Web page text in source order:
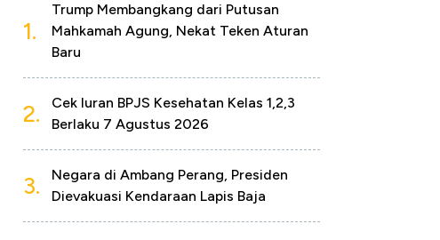
1.
Trump Membangkang dari Putusan
Mahkamah Agung, Nekat Teken Aturan
Baru
2.
Cek Iuran BPJS Kesehatan Kelas 1,2,3
Berlaku 7 Agustus 2026
3.
Negara di Ambang Perang, Presiden
Dievakuasi Kendaraan Lapis Baja